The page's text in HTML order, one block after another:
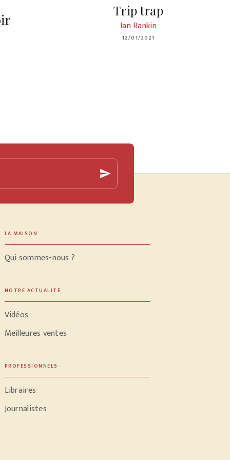
Trip trap
Ian Rankin
12/01/2021
send
LA MAISON
Qui sommes-nous ?
NOTRE ACTUALITÉ
Vidéos
Meilleures ventes
PROFESSIONNELS
Libraires
Journalistes